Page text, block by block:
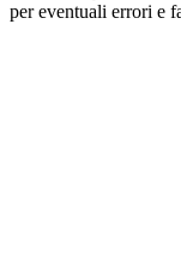
per eventuali errori e